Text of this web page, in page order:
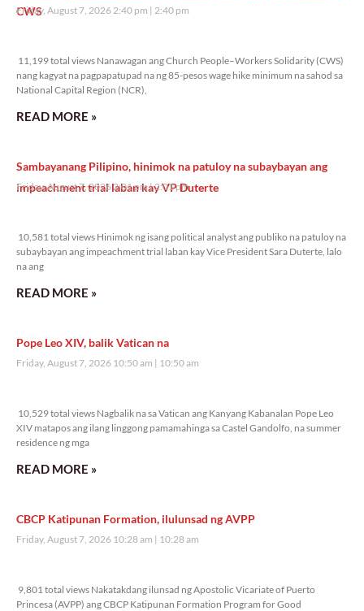
CWS
Friday, August 7, 2026 2:40 pm 2:40 pm
11,199 total views Nanawagan ang Church People–Workers Solidarity (CWS)
nang kagyat na pagpapatupad na ng 85-pesos wage hike minimum na sahod sa
National Capital Region (NCR),
READ MORE »
Sambayanang Pilipino, hinimok na patuloy na subaybayan ang
impeachment trial laban kay VP Duterte
Friday, August 7, 2026 2:01 pm 2:01 pm
10,581 total views Hinimok ng isang political analyst ang publiko na patuloy na
subaybayan ang impeachment trial laban kay Vice President Sara Duterte, lalo
na ang
READ MORE »
Pope Leo XIV, balik Vatican na
Friday, August 7, 2026 10:50 am 10:50 am
10,529 total views Nagbalik na sa Vatican ang Kanyang Kabanalan Pope Leo
XIV matapos ang ilang linggong pamamahinga sa Castel Gandolfo, na summer
residence ng mga
READ MORE »
CBCP Katipunan Formation, ilulunsad ng AVPP
Friday, August 7, 2026 10:28 am 10:28 am
9,801 total views Nakatakdang ilunsad ng Apostolic Vicariate of Puerto
Princesa (AVPP) ang CBCP Katipunan Formation Program for Good